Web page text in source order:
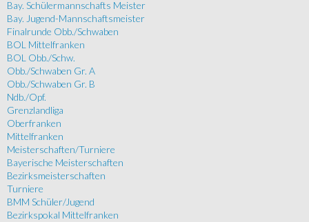
Bay. Schülermannschafts Meister
Bay. Jugend-Mannschaftsmeister
Finalrunde Obb./Schwaben
BOL Mittelfranken
BOL Obb./Schw.
Obb./Schwaben Gr. A
Obb./Schwaben Gr. B
Ndb./Opf.
Grenzlandliga
Oberfranken
Mittelfranken
Meisterschaften/Turniere
Bayerische Meisterschaften
Bezirksmeisterschaften
Turniere
BMM Schüler/Jugend
Bezirkspokal Mittelfranken